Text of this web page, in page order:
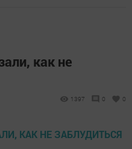
как не
1397 0 0